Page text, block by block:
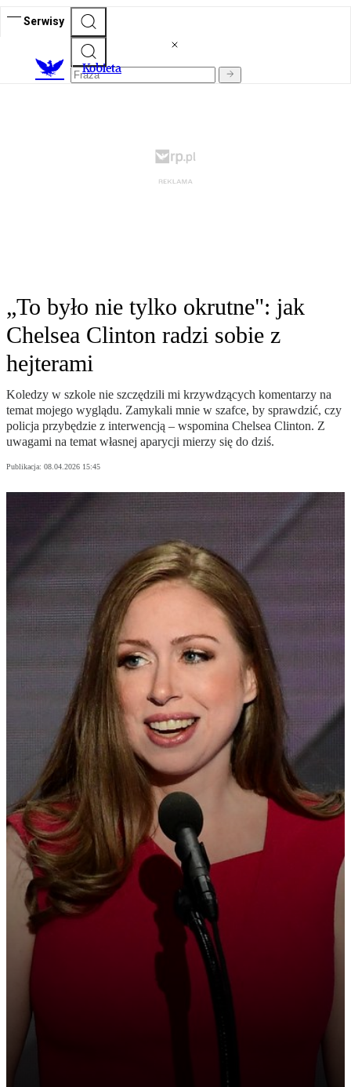
Serwisy
Kobieta
„To było nie tylko okrutne": jak
Chelsea Clinton radzi sobie z
hejterami
Koledzy w szkole nie szczędzili mi krzywdzących komentarzy na
temat mojego wyglądu. Zamykali mnie w szafce, by sprawdzić, czy
policja przybędzie z interwencją – wspomina Chelsea Clinton. Z
uwagami na temat własnej aparycji mierzy się do dziś.
Publikacja: 08.04.2026 15:45